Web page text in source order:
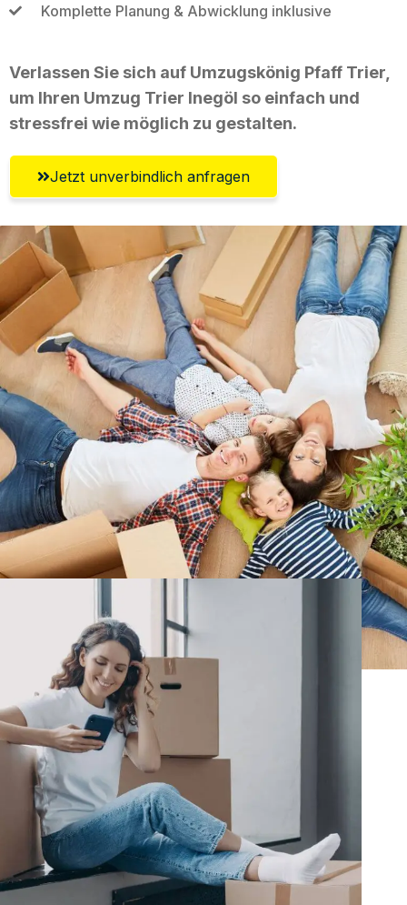
Komplette Planung & Abwicklung inklusive
Verlassen Sie sich auf Umzugskönig Pfaff Trier,
um Ihren Umzug Trier Inegöl so einfach und
stressfrei wie möglich zu gestalten.
Jetzt unverbindlich anfragen